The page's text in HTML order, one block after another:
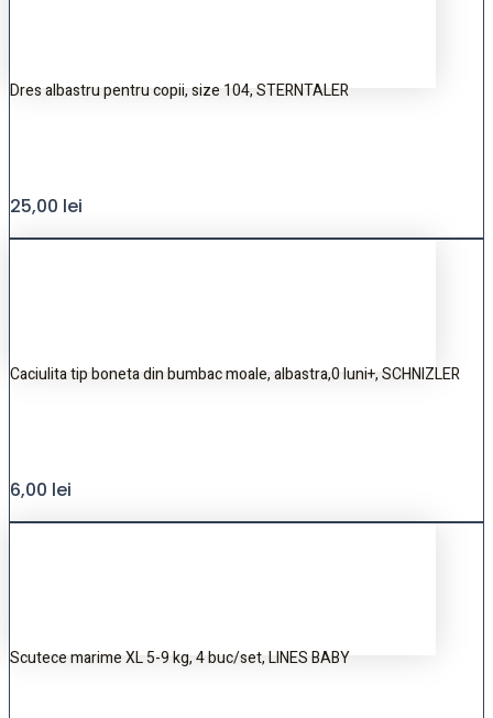
Dres albastru pentru copii, size 104, STERNTALER
25,00 lei
Caciulita tip boneta din bumbac moale, albastra,0 luni+, SCHNIZLER
6,00 lei
Scutece marime XL 5-9 kg, 4 buc/set, LINES BABY